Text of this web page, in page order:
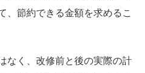
、節約できる金額を求めるこ
なく、改修前と後の実際の計